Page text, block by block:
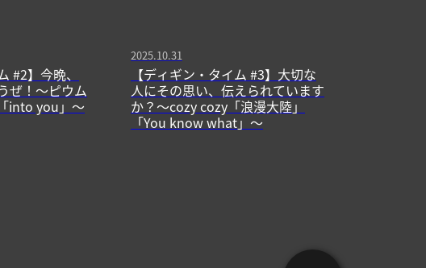
#2】今晩、
ぜ！〜ピウム
into you」〜
2025.10.31
【ディギン・タイム #3】大切な
人にその思い、伝えられています
か？〜cozy cozy「浪漫大陸」
「You know what」〜